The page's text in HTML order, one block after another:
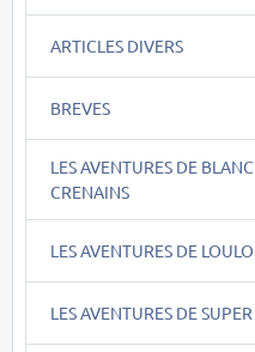
ARTICLES DIVERS
BREVES
LES AVENTURES DE
CRENAINS
LES AVENTURES DE
LES AVENTURES DE